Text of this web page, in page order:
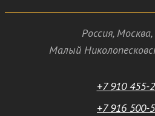
Россия, Москва,
Малый
+7 910 455-
+7 916 500-